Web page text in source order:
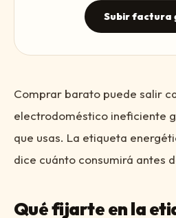
Subir factura
Comprar barato puede salir
electrodoméstico ineficiente
que usas. La etiqueta
dice cuánto consumirá antes
Qué fijarte en la